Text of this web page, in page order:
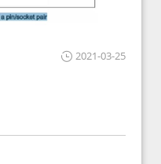
2021-03-25